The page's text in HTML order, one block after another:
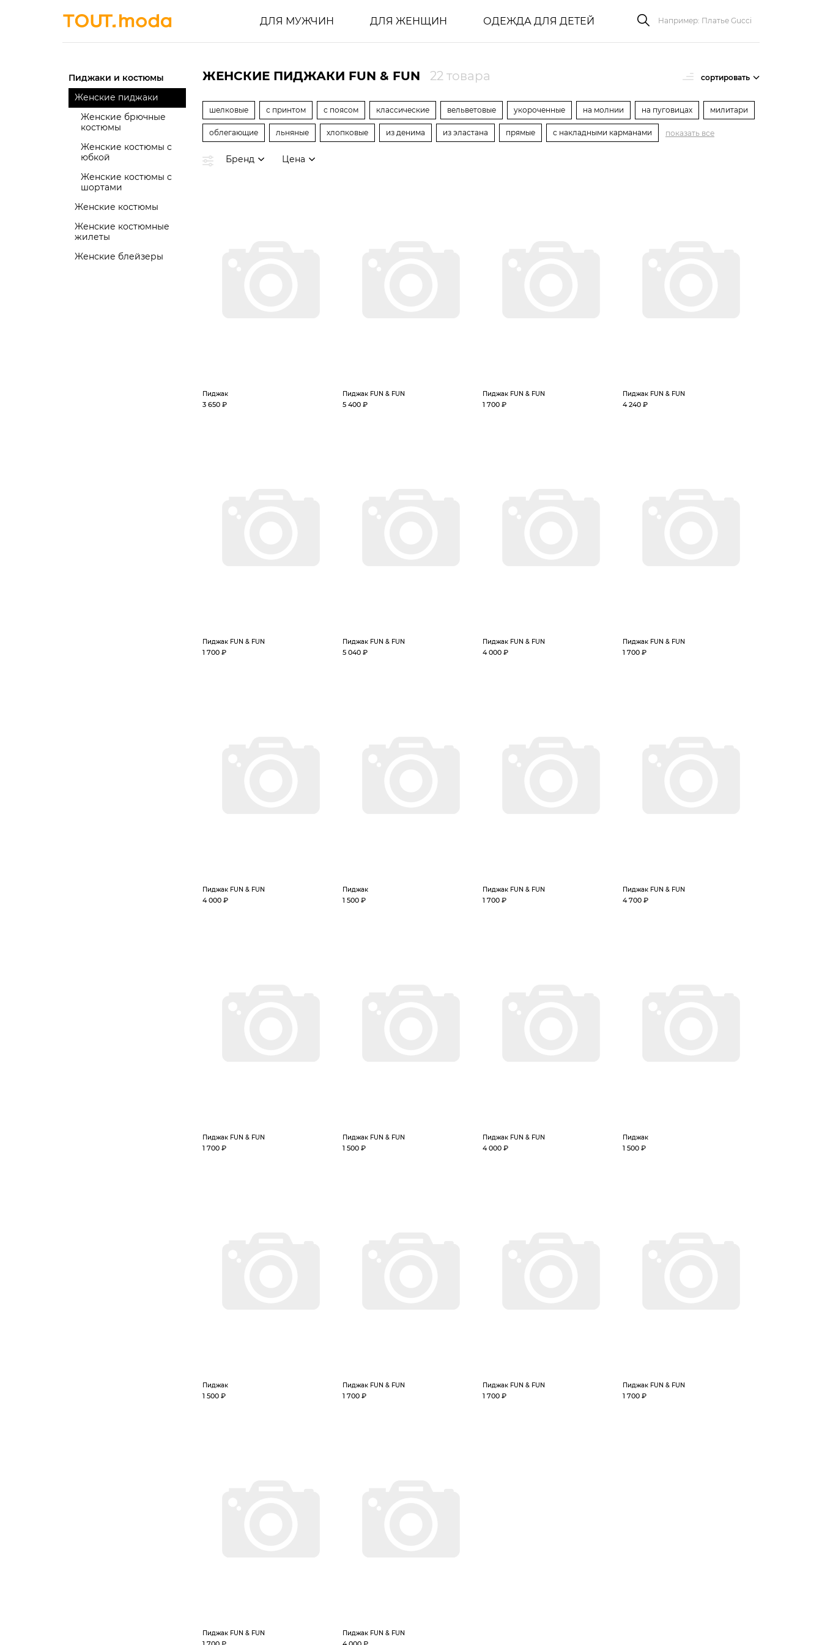
ДЛЯ МУЖЧИН ДЛЯ ЖЕНЩИН ОДЕЖДА ДЛЯ ДЕТЕЙ
Пиджаки и костюмы
Женские пиджаки
Женские брючные
костюмы
Женские костюмы с
юбкой
Женские костюмы с
шортами
Женские костюмы
Женские костюмные
жилеты
Женские блейзеры
ЖЕНСКИЕ ПИДЖАКИ FUN & FUN 22 товара сортировать
шелковые с принтом с поясом классические вельветовые укороченные на молнии на пуговицах милитари
облегающие льняные хлопковые из денима из эластана прямые с накладными карманами показать все
Бренд Цена
Пиджак
3 650 ₽
Пиджак FUN & FUN
5 400 ₽
Пиджак FUN & FUN
1 700 ₽
Пиджак FUN & FUN
4 240 ₽
Пиджак FUN & FUN
1 700 ₽
Пиджак FUN & FUN
5 040 ₽
Пиджак FUN & FUN
4 000 ₽
Пиджак FUN & FUN
1 700 ₽
Пиджак FUN & FUN
4 000 ₽
Пиджак
1 500 ₽
Пиджак FUN & FUN
1 700 ₽
Пиджак FUN & FUN
4 700 ₽
Пиджак FUN & FUN
1 700 ₽
Пиджак FUN & FUN
1 500 ₽
Пиджак FUN & FUN
4 000 ₽
Пиджак
1 500 ₽
Пиджак
1 500 ₽
Пиджак FUN & FUN
1 700 ₽
Пиджак FUN & FUN
1 700 ₽
Пиджак FUN & FUN
1 700 ₽
Пиджак FUN & FUN Пиджак FUN & FUN